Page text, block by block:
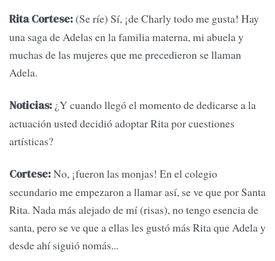
Rita Cortese:(Se ríe) Sí, ¡de Charly todo me gusta! Hay
una saga de Adelas en la familia materna, mi abuela y
muchas de las mujeres que me precedieron se llaman
Adela.
Noticias: ¿Y cuando llegó el momento de dedicarse a la
actuación usted decidió adoptar Rita por cuestiones
artísticas?
Cortese:No, ¡fueron las monjas! En el colegio
secundario me empezaron a llamar así, se ve que por Santa
Rita. Nada más alejado de mí (risas), no tengo esencia de
santa, pero se ve que a ellas les gustó más Rita que Adela y
desde ahí siguió nomás...